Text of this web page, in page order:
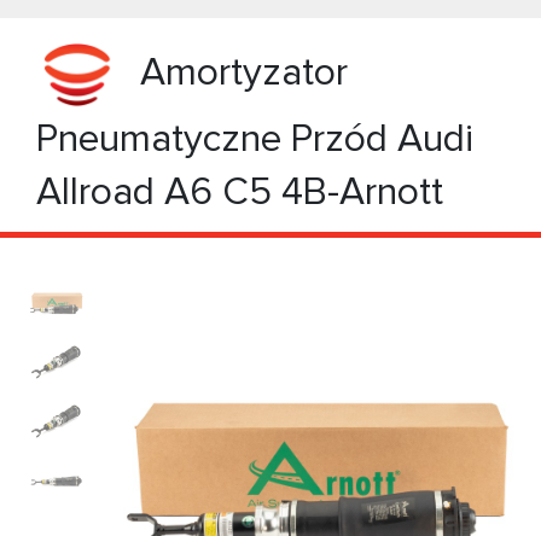
Amortyzator
Pneumatyczne Przód Audi
Allroad A6 C5 4B-Arnott